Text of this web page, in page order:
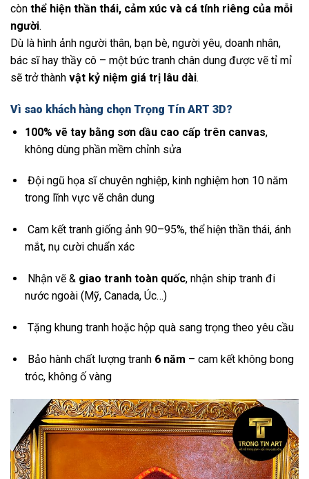
còn thể hiện thần thái, cảm xúc và cá tính riêng của mỗi
người.
Dù là hình ảnh người thân, bạn bè, người yêu, doanh nhân,
bác sĩ hay thầy cô – một bức tranh chân dung được vẽ tỉ mỉ
sẽ trở thành vật kỷ niệm giá trị lâu dài.
Vì sao khách hàng chọn Trọng Tín ART 3D?
100% vẽ tay bằng sơn dầu cao cấp trên canvas,
không dùng phần mềm chỉnh sửa
Đội ngũ họa sĩ chuyên nghiệp, kinh nghiệm hơn 10 năm
trong lĩnh vực vẽ chân dung
Cam kết tranh giống ảnh 90–95%, thể hiện thần thái, ánh
mắt, nụ cười chuẩn xác
Nhận vẽ & giao tranh toàn quốc, nhận ship tranh đi
nước ngoài (Mỹ, Canada, Úc…)
Tặng khung tranh hoặc hộp quà sang trọng theo yêu cầu
Bảo hành chất lượng tranh 6 năm – cam kết không bong
tróc, không ố vàng